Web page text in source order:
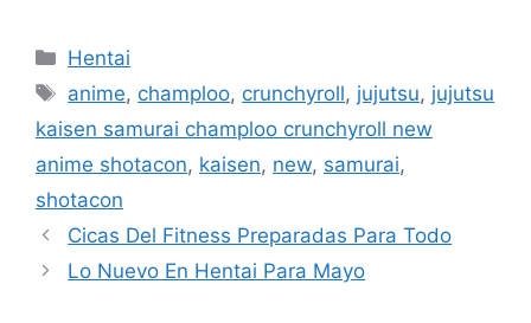
Categorías
Hentai
Etiquetas
anime, champloo, crunchyroll, jujutsu, jujutsu
kaisen samurai champloo crunchyroll new
anime shotacon, kaisen, new, samurai,
shotacon
Cicas Del Fitness Preparadas Para Todo
Lo Nuevo En Hentai Para Mayo